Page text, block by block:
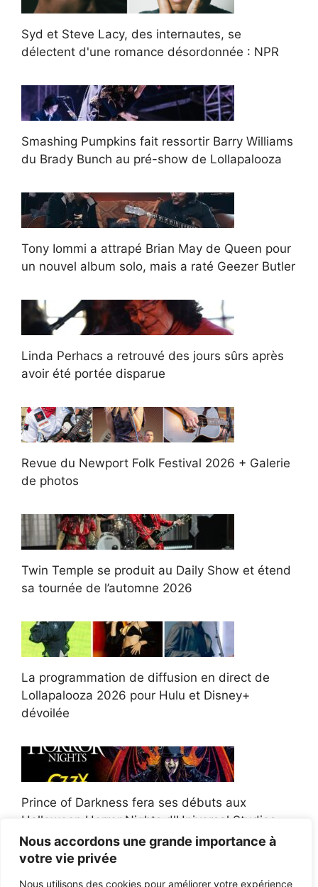
Nous accordons une grande importance à
votre vie privée
Nous utilisons des cookies pour améliorer votre expérience
Syd et Steve Lacy, des internautes, se
délectent d'une romance désordonnée : NPR
Smashing Pumpkins fait ressortir Barry Williams
du Brady Bunch au pré-show de Lollapalooza
Tony Iommi a attrapé Brian May de Queen pour
un nouvel album solo, mais a raté Geezer Butler
Linda Perhacs a retrouvé des jours sûrs après
avoir été portée disparue
Revue du Newport Folk Festival 2026 + Galerie
de photos
Twin Temple se produit au Daily Show et étend
sa tournée de l’automne 2026
La programmation de diffusion en direct de
Lollapalooza 2026 pour Hulu et Disney+
dévoilée
Prince of Darkness fera ses débuts aux
Halloween Horror Nights d'Universal Studios